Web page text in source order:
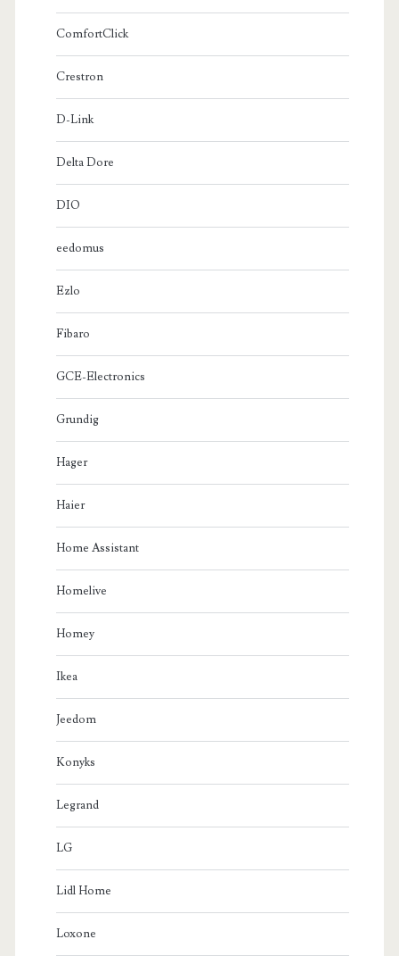
ComfortClick
Crestron
D-Link
Delta Dore
DIO
eedomus
Ezlo
Fibaro
GCE-Electronics
Grundig
Hager
Haier
Home Assistant
Homelive
Homey
Ikea
Jeedom
Konyks
Legrand
LG
Lidl Home
Loxone